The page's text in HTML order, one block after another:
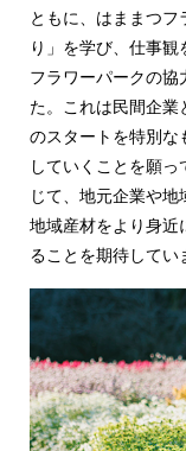
ともに、はままつフ
り」を学び、仕事
フラワーパークの協
た。これは民間企業
のスタートを特別な
していくことを願
じて、地元企業や
地域産材をより身近
ることを期待してい